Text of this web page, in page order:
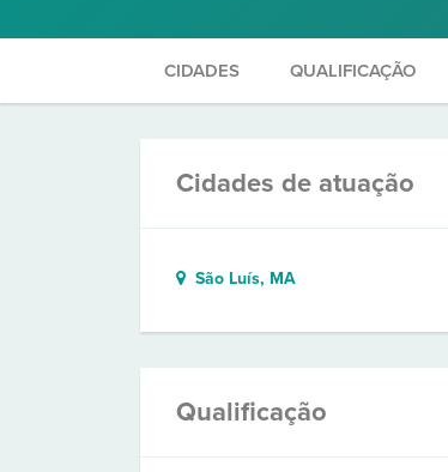
CIDADES QUALIFICAÇÃO
Cidades de atuação
São Luís, MA
Qualificação